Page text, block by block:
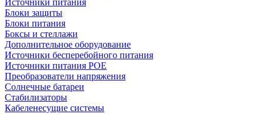
Источники питания
Блоки защиты
Блоки питания
Боксы и стеллажи
Дополнительное оборудование
Источники бесперебойного питания
Источники питания POE
Преобразователи напряжения
Солнечные батареи
Стабилизаторы
Кабеленесущие системы